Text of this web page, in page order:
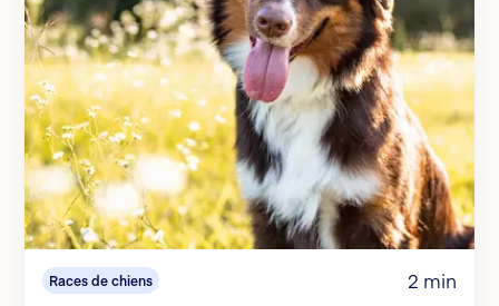
Races de chiens 2 min